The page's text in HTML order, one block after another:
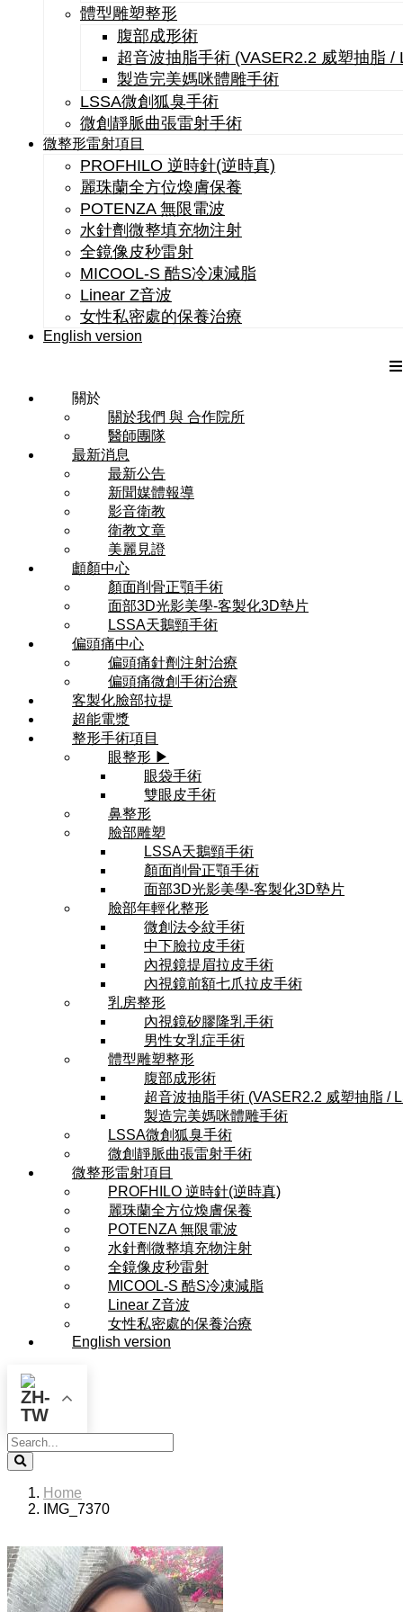
體型雕塑整形
腹部成形術
超音波抽脂手術 (VASER2.2 威塑抽脂 /
製造完美媽咪體雕手術
LSSA微創狐臭手術
微創靜脈曲張雷射手術
微整形雷射項目
PROFHILO 逆時針(逆時真)
麗珠蘭全方位煥膚保養
POTENZA 無限電波
水針劑微整填充物注射
全鏡像皮秒雷射
MICOOL-S 酷S冷凍減脂
Linear Z音波
女性私密處的保養治療
English version
關於
關於我們 與 合作院所
醫師團隊
最新消息
最新公告
新聞媒體報導
影音衛教
衛教文章
美麗見證
顱顏中心
顏面削骨正顎手術
面部3D光影美學-客製化3D墊片
LSSA天鵝頸手術
偏頭痛中心
偏頭痛針劑注射治療
偏頭痛微創手術治療
客製化臉部拉提
超能電漿
整形手術項目
眼整形 ▶
眼袋手術
雙眼皮手術
鼻整形
臉部雕塑
LSSA天鵝頸手術
顏面削骨正顎手術
面部3D光影美學-客製化3D墊片
臉部年輕化整形
微創法令紋手術
中下臉拉皮手術
內視鏡提眉拉皮手術
內視鏡前額七爪拉皮手術
乳房整形
內視鏡矽膠隆乳手術
男性女乳症手術
體型雕塑整形
腹部成形術
超音波抽脂手術 (VASER2.2 威塑抽脂 /
製造完美媽咪體雕手術
LSSA微創狐臭手術
微創靜脈曲張雷射手術
微整形雷射項目
PROFHILO 逆時針(逆時真)
麗珠蘭全方位煥膚保養
POTENZA 無限電波
水針劑微整填充物注射
全鏡像皮秒雷射
MICOOL-S 酷S冷凍減脂
Linear Z音波
女性私密處的保養治療
English version
Search
Home
IMG_7370